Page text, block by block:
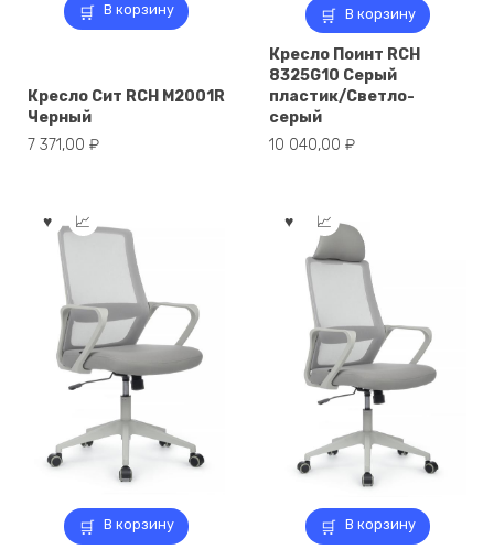
В корзину
Кресло Сит RCH M2001R
Черный
7 371,00 ₽
В корзину
Кресло Поинт RCH
8325G10 Серый
пластик/Светло-
серый
10 040,00 ₽
В корзину В корзину